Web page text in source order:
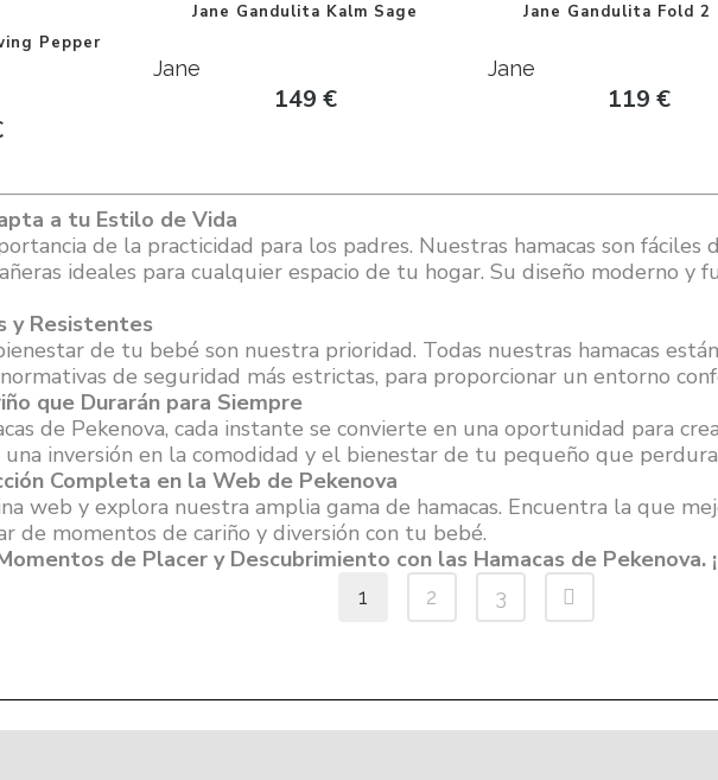
Pepper
Jane Gandulita Kalm Sage
Jane
149 €
Jane Gandulita Fold 2
Jane
119€
a tu Estilo de Vida
de la practicidad para los padres. Nuestras hamacas son
ideales para cualquier espacio de tu hogar. Su diseño moderno y
y Resistentes
de tu bebé son nuestra prioridad. Todas nuestras hamacas
de seguridad más estrictas, para proporcionar un entorno
que Durarán para Siempre
de Pekenova, cada instante se convierte en una oportunidad para
una inversión en la comodidad y el bienestar de tu pequeño que
Completa en la Web de Pekenova
web y explora nuestra amplia gama de hamacas. Encuentra la que
de momentos de cariño y diversión con tu bebé.
de Placer y Descubrimiento con las Hamacas de Pekenova.
1 2 3